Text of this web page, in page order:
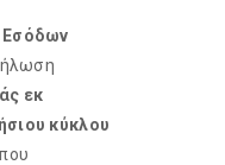
Εσόδων
εκ
κύκλου